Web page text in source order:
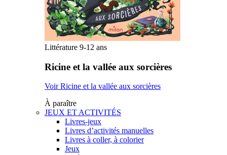
Littérature 9-12 ans
Ricine et la vallée aux sorcières
Voir Ricine et la vallée aux sorcières
À paraître
JEUX ET ACTIVITÉS
Livres-jeux
Livres d’activités manuelles
Livres à coller, à colorier
Jeux